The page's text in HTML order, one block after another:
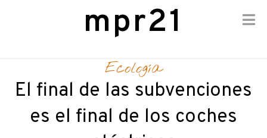
content
mpr21
Ecología
El final de las subvenciones
es el final de los coches